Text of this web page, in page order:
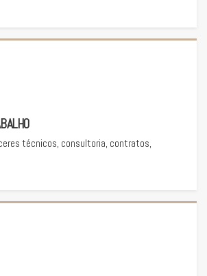
técnicos, consultoria, contratos,